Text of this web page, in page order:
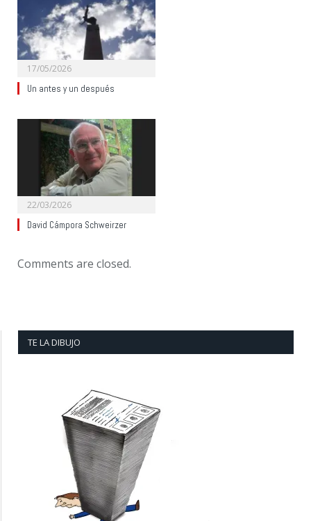
17/05/2026
Un antes y un después
22/03/2026
David Cámpora Schweirzer
Comments are closed.
TE LA DIBUJO